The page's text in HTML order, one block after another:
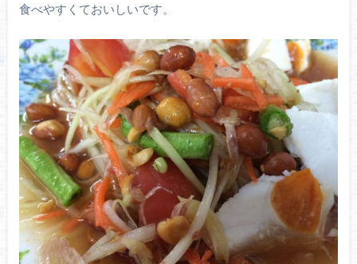
食べやすくておいしいです。